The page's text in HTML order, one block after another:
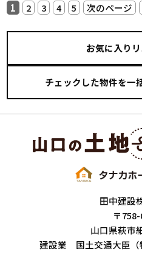
1
2 3 4 5 次のページ
お気に入り
田中建設
〒
山口県萩市
建設業 国土交通大臣（